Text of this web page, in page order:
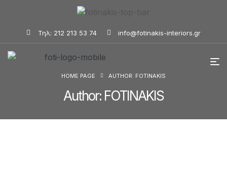
Τηλ: 212 213 53 74 info@fotinakis-interiors.gr
HOME PAGE AUTHOR: FOTINAKIS
Author: FOTINAKIS